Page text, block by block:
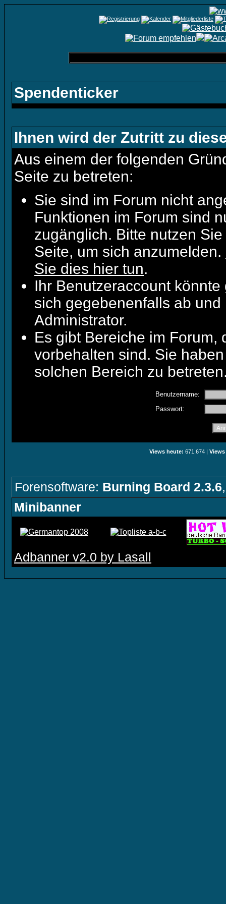
Spendenticker
Ihnen wird der Zutritt zu
Aus einem der folgenden
Seite zu betreten:
Sie sind im Forum nicht
Funktionen im Forum sind
zugänglich. Bitte nutzen
Seite, um sich anzumelden.
Sie dies hier tun.
Ihr Benutzeraccount
sich gegebenenfalls ab
Administrator.
Es gibt Bereiche im Forum,
vorbehalten sind. Sie
solchen Bereich zu
Benutzername:
Passwort:
Views heute: 671.674 |
Forensoftware: Burning Board 2.3.6
Minibanner
Adbanner v2.0 by Lasall